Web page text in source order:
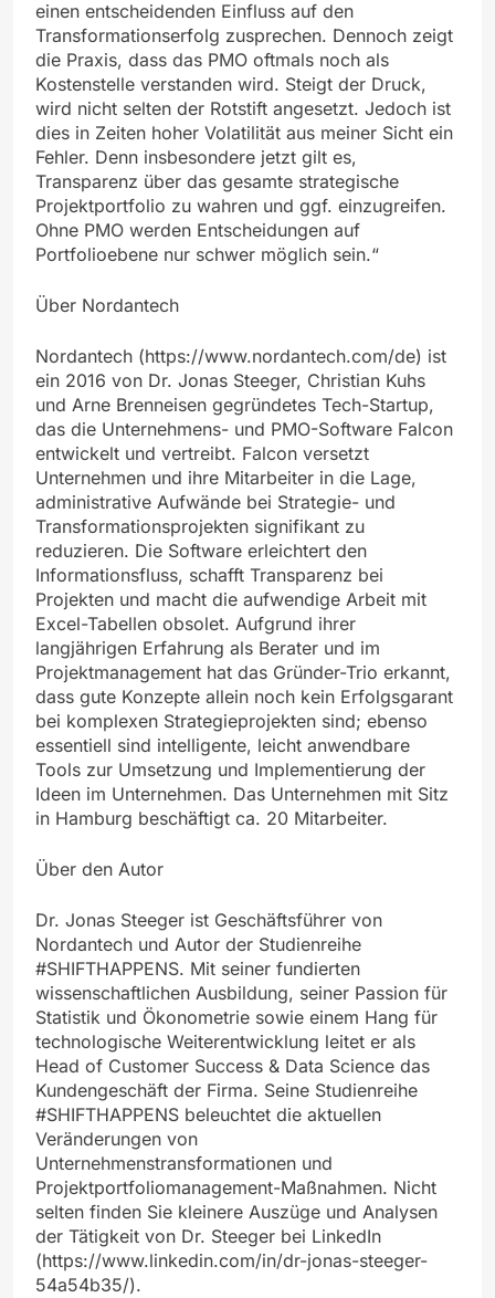
einen entscheidenden Einfluss auf den
Transformationserfolg zusprechen. Dennoch zeigt
die Praxis, dass das PMO oftmals noch als
Kostenstelle verstanden wird. Steigt der Druck,
wird nicht selten der Rotstift angesetzt. Jedoch ist
dies in Zeiten hoher Volatilität aus meiner Sicht ein
Fehler. Denn insbesondere jetzt gilt es,
Transparenz über das gesamte strategische
Projektportfolio zu wahren und ggf. einzugreifen.
Ohne PMO werden Entscheidungen auf
Portfolioebene nur schwer möglich sein.“
Über Nordantech
Nordantech (https://www.nordantech.com/de) ist
ein 2016 von Dr. Jonas Steeger, Christian Kuhs
und Arne Brenneisen gegründetes Tech-Startup,
das die Unternehmens- und PMO-Software Falcon
entwickelt und vertreibt. Falcon versetzt
Unternehmen und ihre Mitarbeiter in die Lage,
administrative Aufwände bei Strategie- und
Transformationsprojekten signifikant zu
reduzieren. Die Software erleichtert den
Informationsfluss, schafft Transparenz bei
Projekten und macht die aufwendige Arbeit mit
Excel-Tabellen obsolet. Aufgrund ihrer
langjährigen Erfahrung als Berater und im
Projektmanagement hat das Gründer-Trio erkannt,
dass gute Konzepte allein noch kein Erfolgsgarant
bei komplexen Strategieprojekten sind; ebenso
essentiell sind intelligente, leicht anwendbare
Tools zur Umsetzung und Implementierung der
Ideen im Unternehmen. Das Unternehmen mit Sitz
in Hamburg beschäftigt ca. 20 Mitarbeiter.
Über den Autor
Dr. Jonas Steeger ist Geschäftsführer von
Nordantech und Autor der Studienreihe
#SHIFTHAPPENS. Mit seiner fundierten
wissenschaftlichen Ausbildung, seiner Passion für
Statistik und Ökonometrie sowie einem Hang für
technologische Weiterentwicklung leitet er als
Head of Customer Success & Data Science das
Kundengeschäft der Firma. Seine Studienreihe
#SHIFTHAPPENS beleuchtet die aktuellen
Veränderungen von
Unternehmenstransformationen und
Projektportfoliomanagement-Maßnahmen. Nicht
selten finden Sie kleinere Auszüge und Analysen
der Tätigkeit von Dr. Steeger bei LinkedIn
(https://www.linkedin.com/in/dr-jonas-steeger-
54a54b35/).